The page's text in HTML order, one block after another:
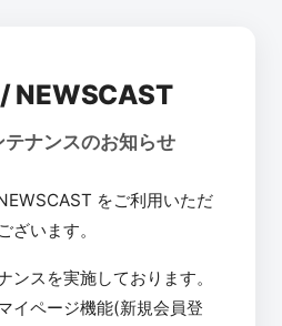
NEWSCAST
ナンスのお知らせ
をご利用いただ
ざいます。
ンスを実施しております。
イページ機能(新規会員登